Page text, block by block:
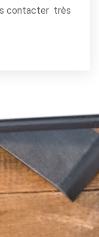
contacter très